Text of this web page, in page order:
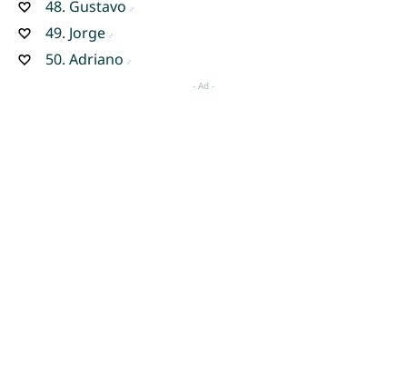
48. Gustavo
49. Jorge
50. Adriano